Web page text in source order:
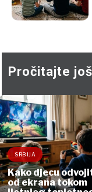
Pročitajte
SRBIJA
Kako djecu
od ekrana tokom